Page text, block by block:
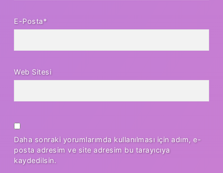
E-Posta*
Web Sitesi
Daha sonraki yorumlarımda kullanılması için adım, e-
posta adresim ve site adresim bu tarayıcıya
kaydedilsin.